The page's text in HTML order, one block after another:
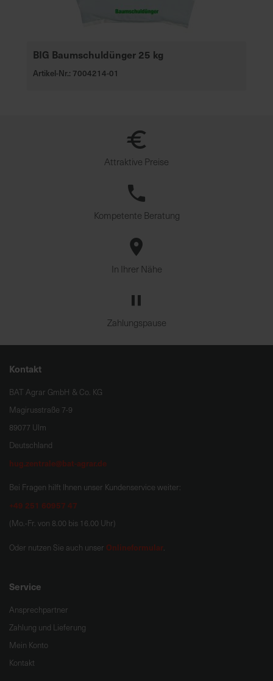
BIG Baumschuldünger 25 kg
Artikel-Nr.: 7004214-01
Attraktive Preise
Kompetente Beratung
In Ihrer Nähe
Zahlungspause
Kontakt
BAT Agrar GmbH & Co. KG
Magirusstraße 7-9
89077 Ulm
Deutschland
hug.zentrale@bat-agrar.de
Bei Fragen hilft Ihnen unser Kundenservice weiter:
+49 251 60957 47
(Mo.-Fr. von 8.00 bis 16.00 Uhr)
Oder nutzen Sie auch unser Onlineformular.
Service
Ansprechpartner
Zahlung und Lieferung
Mein Konto
Kontakt